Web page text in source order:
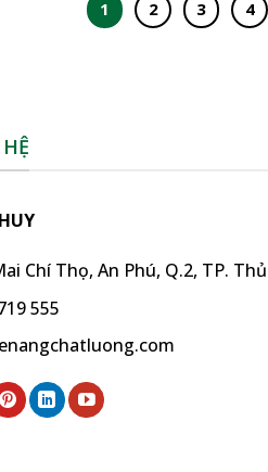
1 2 3 4
Chí Thọ, An Phú, Q.2, TP.
555